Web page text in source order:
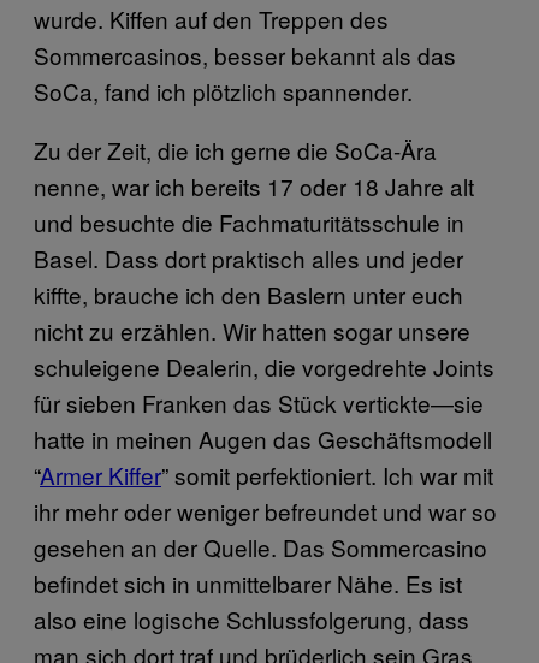
wurde. Kiffen auf den Treppen des
Sommercasinos, besser bekannt als das
SoCa, fand ich plötzlich spannender.
Zu der Zeit, die ich gerne die SoCa-Ära
nenne, war ich bereits 17 oder 18 Jahre alt
und besuchte die Fachmaturitätsschule in
Basel. Dass dort praktisch alles und jeder
kiffte, brauche ich den Baslern unter euch
nicht zu erzählen. Wir hatten sogar unsere
schuleigene Dealerin, die vorgedrehte Joints
für sieben Franken das Stück vertickte—sie
hatte in meinen Augen das Geschäftsmodell
“Armer Kiffer” somit perfektioniert. Ich war mit
ihr mehr oder weniger befreundet und war so
gesehen an der Quelle. Das Sommercasino
befindet sich in unmittelbarer Nähe. Es ist
also eine logische Schlussfolgerung, dass
man sich dort traf und brüderlich sein Gras